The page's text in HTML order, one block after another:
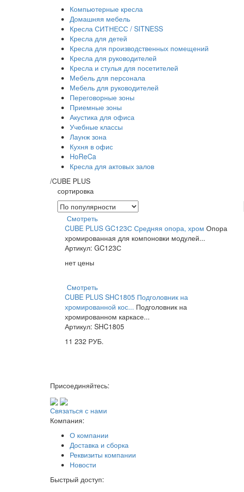
Компьютерные кресла
Домашняя мебель
Кресла СИТНЕСС / SITNESS
Кресла для детей
Кресла для производственных помещений
Кресла для руководителей
Кресла и стулья для посетителей
Мебель для персонала
Мебель для руководителей
Переговорные зоны
Приемные зоны
Акустика для офиса
Учебные классы
Лаунж зона
Кухня в офис
HoReCa
Кресла для актовых залов
/CUBE PLUS
сортировка
Смотреть
CUBE PLUS GC123С Средняя опора, хром Опора
хромированная для компоновки модулей...
Артикул: GC123С
нет цены
Смотреть
CUBE PLUS SHC1805 Подголовник на
хромированной кос... Подголовник на
хромированном каркасе...
Артикул: SHC1805
11 232 РУБ.
Присоединяйтесь:
Связаться с нами
Компания:
О компании
Доставка и сборка
Реквизиты компании
Новости
Быстрый доступ: